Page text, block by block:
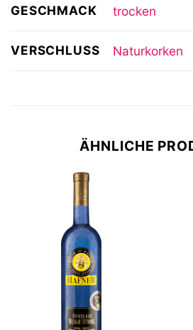
GESCHMACK trocken
VERSCHLUSS Naturkorken
ÄHNLICHE